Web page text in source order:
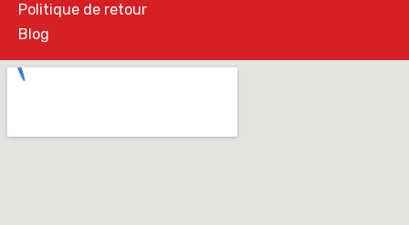
Politique de retour
Blog